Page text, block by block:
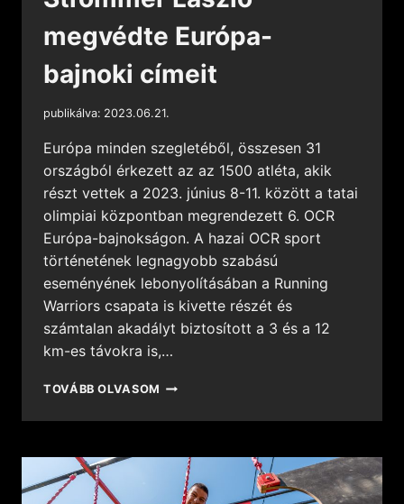
megvédte Európa-
bajnoki címeit
publikálva: 2023.06.21.
Európa minden szegletéből, összesen 31
országból érkezett az az 1500 atléta, akik
részt vettek a 2023. június 8-11. között a tatai
olimpiai központban megrendezett 6. OCR
Európa-bajnokságon. A hazai OCR sport
történetének legnagyobb szabású
eseményének lebonyolításában a Running
Warriors csapata is kivette részét és
számtalan akadályt biztosított a 3 és a 12
km-es távokra is,…
TOVÁBB OLVASOM